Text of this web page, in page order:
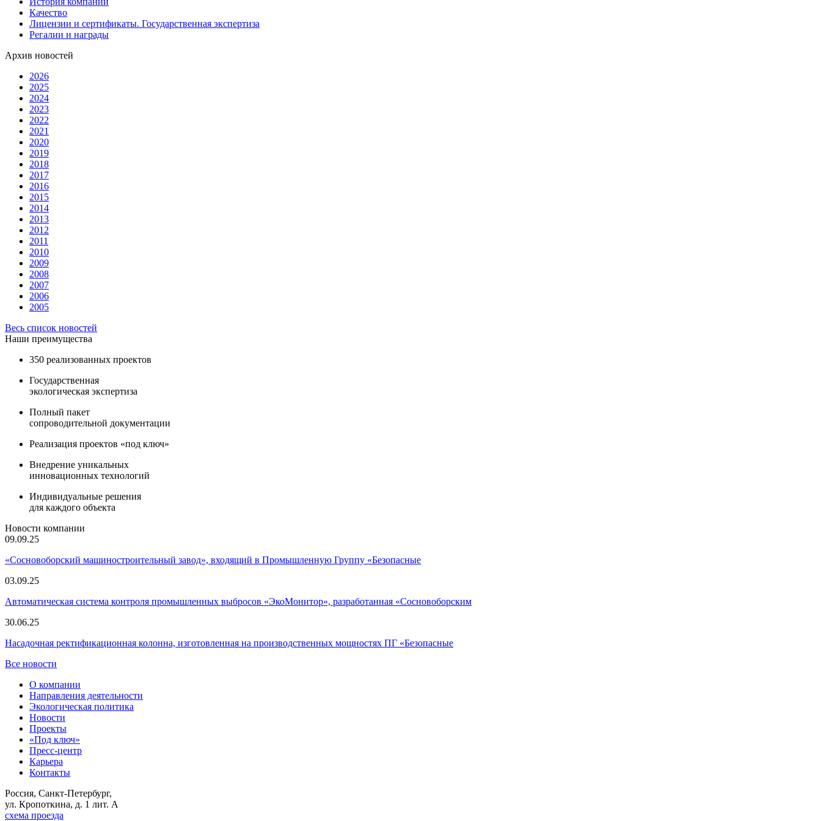
Качество
Лицензии и сертификаты. Государственная экспертиза
Регалии и награды
Архив новостей
2026
2025
2024
2023
2022
2021
2020
2019
2018
2017
2016
2015
2014
2013
2012
2011
2010
2009
2008
2007
2006
2005
Весь список новостей
Наши преимущества
350 реализованных проектов
Государственная
экологическая экспертиза
Полный пакет
сопроводительной документации
Реализация проектов «под ключ»
Внедрение уникальных
инновационных технологий
Индивидуальные решения
для каждого объекта
Новости компании
09.09.25
«Сосновоборский машиностроительный завод», входящий в Промышленную Группу «Безопасные
03.09.25
Автоматическая система контроля промышленных выбросов «ЭкоМонитор», разработанная «Сосновоборским
30.06.25
Насадочная ректификационная колонна, изготовленная на производственных мощностях ПГ «Безопасные
Все новости
О компании
Направления деятельности
Экологическая политика
Новости
Проекты
«Под ключ»
Пресс-центр
Карьера
Контакты
Россия, Санкт-Петербург,
ул. Кропоткина, д. 1 лит. А
схема проезда